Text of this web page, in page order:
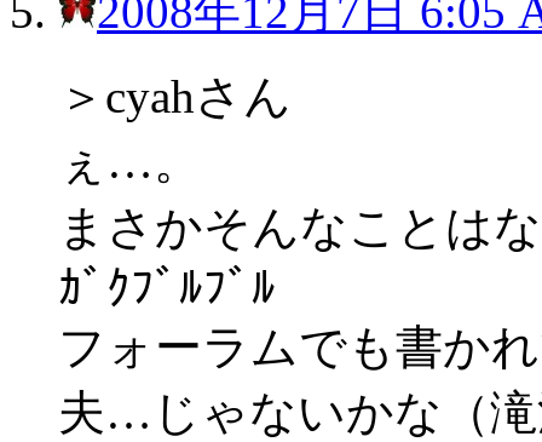
2008年12月7日 6:05
＞cyahさん
ぇ…。
まさかそんなことは
ｶﾞｸﾌﾞﾙﾌﾞﾙ
フォーラムでも書か
夫…じゃないかな（